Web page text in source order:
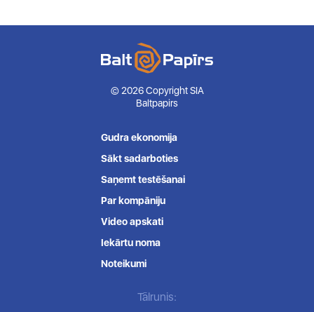
© 2026 Copyright SIA
Baltpapirs
Gudra ekonomija
Sākt sadarboties
Saņemt testēšanai
Par kompāniju
Video apskati
Iekārtu noma
Noteikumi
Tālrunis: